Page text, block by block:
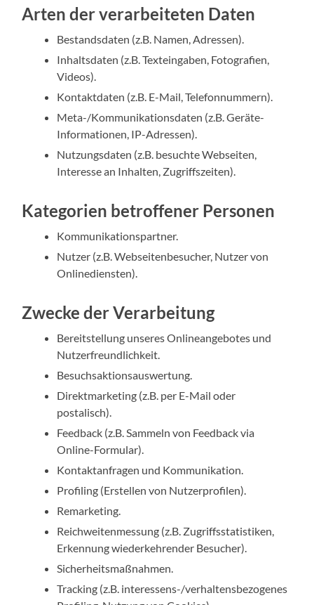
Arten der verarbeiteten Daten
Bestandsdaten (z.B. Namen, Adressen).
Inhaltsdaten (z.B. Texteingaben, Fotografien,
Videos).
Kontaktdaten (z.B. E-Mail, Telefonnummern).
Meta-/Kommunikationsdaten (z.B. Geräte-
Informationen, IP-Adressen).
Nutzungsdaten (z.B. besuchte Webseiten,
Interesse an Inhalten, Zugriffszeiten).
Kategorien betroffener Personen
Kommunikationspartner.
Nutzer (z.B. Webseitenbesucher, Nutzer von
Onlinediensten).
Zwecke der Verarbeitung
Bereitstellung unseres Onlineangebotes und
Nutzerfreundlichkeit.
Besuchsaktionsauswertung.
Direktmarketing (z.B. per E-Mail oder
postalisch).
Feedback (z.B. Sammeln von Feedback via
Online-Formular).
Kontaktanfragen und Kommunikation.
Profiling (Erstellen von Nutzerprofilen).
Remarketing.
Reichweitenmessung (z.B. Zugriffsstatistiken,
Erkennung wiederkehrender Besucher).
Sicherheitsmaßnahmen.
Tracking (z.B. interessens-/verhaltensbezogenes